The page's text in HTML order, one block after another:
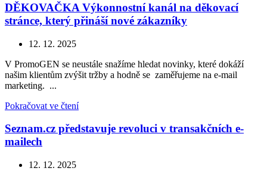
DĚKOVAČKA Výkonnostní kanál na děkovací
stránce, který přináší nové zákazníky
12. 12. 2025
V PromoGEN se neustále snažíme hledat novinky, které dokáží
našim klientům zvýšit tržby a hodně se zaměřujeme na e-mail
marketing. ...
Pokračovat ve čtení
Seznam.cz představuje revoluci v transakčních e-
mailech
12. 12. 2025